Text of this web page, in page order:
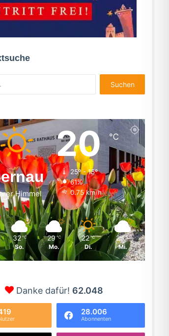
nach:
Himmel
20℃
25º - 15º
61%
0.75 km/h
32 ℃
So.
29 ℃
Mo.
22 ℃
Di.
25 ℃
Mi.
Danke dafür! 62.048
28.006
Abonnenten